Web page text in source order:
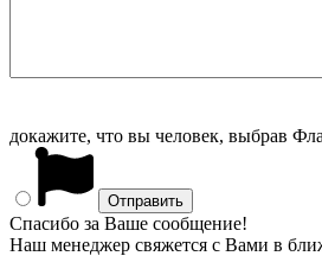
докажите, что вы человек, выбрав
Спасибо за Ваше сообщение!
Наш менеджер свяжется с Вами в